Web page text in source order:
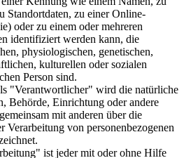
Standortdaten, zu einer Online-
oder zu einem oder mehreren
identifiziert werden kann, die
physiologischen, genetischen,
kulturellen oder sozialen
Person sind.
"Verantwortlicher" wird die natürliche
Behörde, Einrichtung oder andere
mit anderen über die
Verarbeitung von personenbezogenen
ist jeder mit oder ohne Hilfe